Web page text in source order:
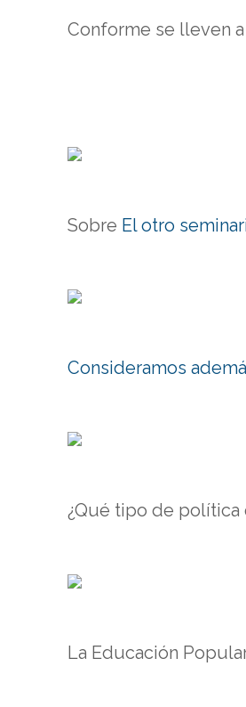
Conforme se lleven
Sobre El otro
Consideramos
¿Qué tipo de
La Educación